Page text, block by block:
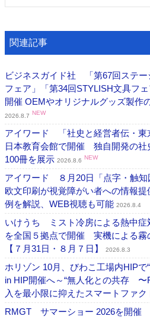
関連記事
ビジネスガイド社 「第67回ステー
フェア」「第34回STYLISH文具フ
開催 OEMやオリジナルグッズ製作
2026.8.7 NEW
アイワード 「社史と経営者伝・東
日本教育会館で開催 独自開発の社
100冊を展示 2026.8.6 NEW
アイワード ８月20日「点字・触
欧文印刷が視覚障がい者への情報
例を解説、WEB視聴も可能 2026.8.4
いけうち ミスト冷房による熱中症
を全国５拠点で開催 実機による霧
【７月31日・８月７日】
2026.8.3
ホリゾン 10月、びわこ工場内HIPで
in HIP開催へ～“無人化との共存 〜
入を最小限に抑えたスマートファ
RMGT サマーショー 2026を開催